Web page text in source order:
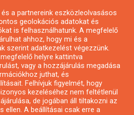
a partnereink eszközleolvasásos
geolokációs adatokat és
is felhasználhatunk. A megfelelő
ahhoz, hogy mi és a
szerint adatkezelést végezzünk.
helyre kattintva
vagy a hozzájárulás megadása
juthat, és
Felhívjuk figyelmét, hogy
kezeléséhez nem feltétlenül
de jogában áll tiltakozni az
ellen. A beállításai csak erre a